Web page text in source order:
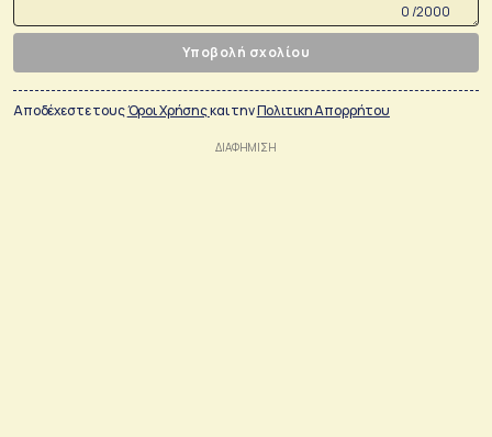
0 /2000
Υποβολή σχολίου
Αποδέχεστε τουςΌροι Χρήσηςκαι τηνΠολιτικη Απορρήτου